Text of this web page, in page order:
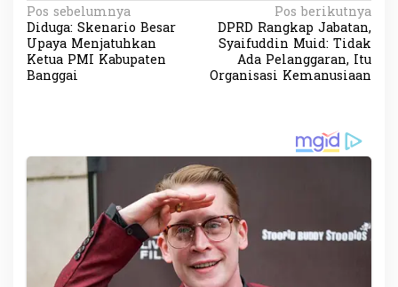
N
a
v
s
i
Pos sebelumnya
Diduga: Skenario Besar
Upaya Menjatuhkan
Ketua PMI Kabupaten
Banggai
Pos berikutnya
DPRD Rangkap Jabatan,
Syaifuddin Muid: Tidak
Ada Pelanggaran, Itu
Organisasi Kemanusiaan